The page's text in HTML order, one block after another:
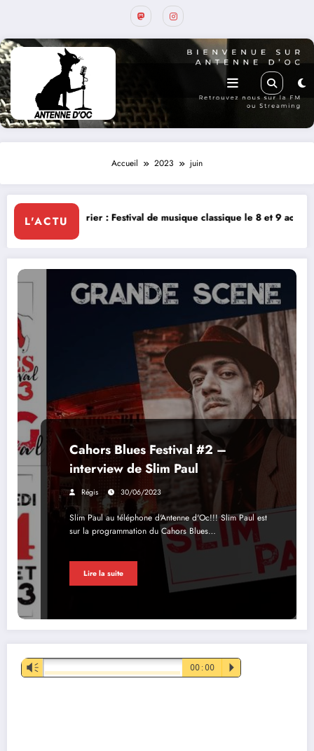
Accueil 2023 juin
L'ACTU
: Festival de musique classique le 8 et 9 août La Thérapie
Cahors Blues Festival #2 –
interview de Slim Paul
Régis 30/06/2023
Slim Paul au téléphone d'Antenne d'Oc!!! Slim Paul est
sur la programmation du Cahors Blues…
Lire la suite
Lecteur
audio
Vm 00:00 P